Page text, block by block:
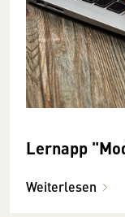
Lernapp
Weiterlesen